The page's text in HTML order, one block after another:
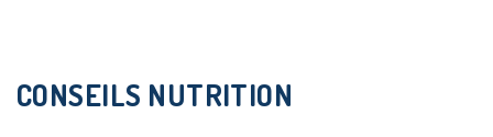
CONSEILS NUTRITION